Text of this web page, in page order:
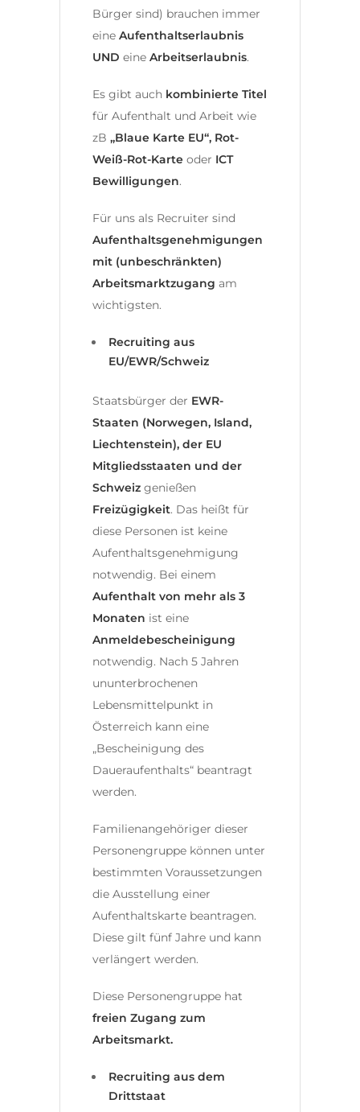
Bürger sind) brauchen immer
eine Aufenthaltserlaubnis
UND eine Arbeitserlaubnis.
Es gibt auch kombinierte Titel
für Aufenthalt und Arbeit wie
zB „Blaue Karte EU“, Rot-
Weiß-Rot-Karte oder ICT
Bewilligungen.
Für uns als Recruiter sind
Aufenthaltsgenehmigungen
mit (unbeschränkten)
Arbeitsmarktzugang am
wichtigsten.
Recruiting aus
EU/EWR/Schweiz
Staatsbürger der EWR-
Staaten (Norwegen, Island,
Liechtenstein), der EU
Mitgliedsstaaten und der
Schweiz genießen
Freizügigkeit. Das heißt für
diese Personen ist keine
Aufenthaltsgenehmigung
notwendig. Bei einem
Aufenthalt von mehr als 3
Monaten ist eine
Anmeldebescheinigung
notwendig. Nach 5 Jahren
ununterbrochenen
Lebensmittelpunkt in
Österreich kann eine
„Bescheinigung des
Daueraufenthalts“ beantragt
werden.
Familienangehöriger dieser
Personengruppe können unter
bestimmten Voraussetzungen
die Ausstellung einer
Aufenthaltskarte beantragen.
Diese gilt fünf Jahre und kann
verlängert werden.
Diese Personengruppe hat
freien Zugang zum
Arbeitsmarkt.
Recruiting aus dem
Drittstaat